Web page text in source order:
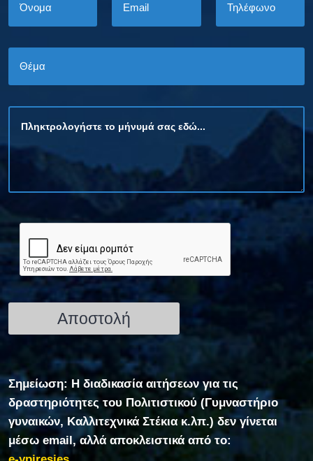
Σημείωση: Η διαδικασία αιτήσεων για τις
δραστηριότητες του Πολιτιστικού (Γυμναστήριο
γυναικών, Καλλιτεχνικά Στέκια κ.λπ.) δεν γίνεται
μέσω email, αλλά αποκλειστικά από το: